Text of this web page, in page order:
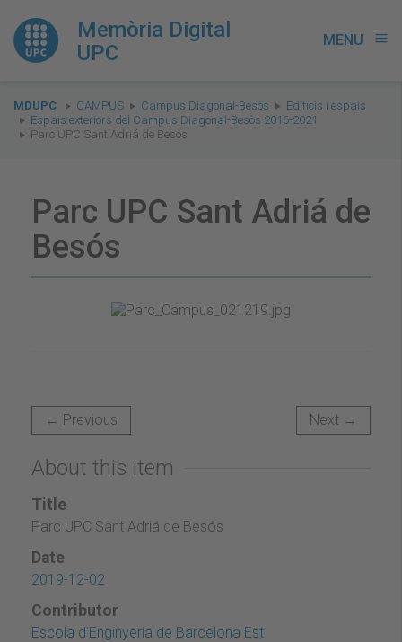
Memòria Digital
UPC
MENU menu
You
are
here:
MDUPC CAMPUS Campus Diagonal-Besòs
Edificis i espais
Espais exteriors del Campus Diagonal-Besòs 2016-2021
Parc UPC Sant Adriá de Besós
Parc UPC Sant Adriá de
Besós
← Previous Next →
About this item
Title
Parc UPC Sant Adriá de Besós
Date
2019-12-02
Contributor
Escola d'Enginyeria de Barcelona Est